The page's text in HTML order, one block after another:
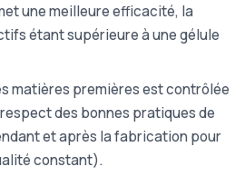
une meilleure efficacité, la
étant supérieure à une gélule
matières premières est contrôlée
des bonnes pratiques de
et après la fabrication pour
constant).